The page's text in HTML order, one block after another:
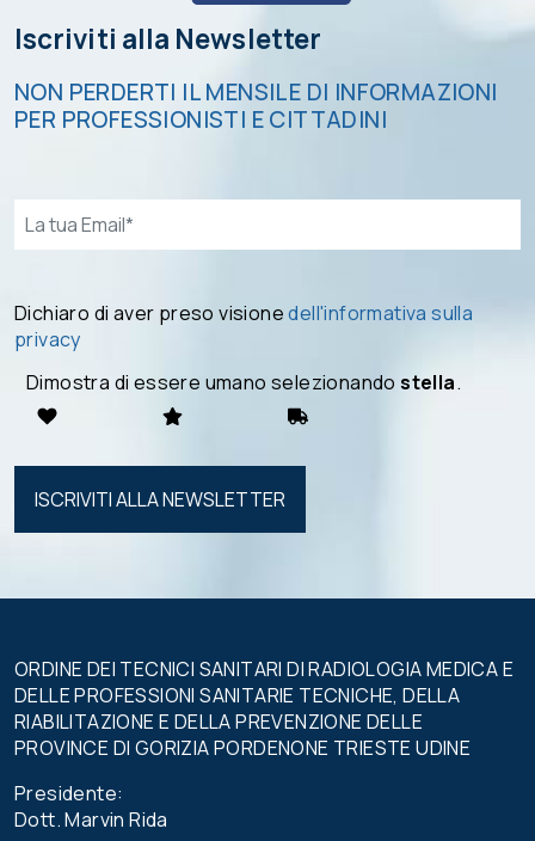
Iscriviti alla Newsletter
NON PERDERTI IL MENSILE DI INFORMAZIONI
PER PROFESSIONISTI E CITTADINI
Email*
Dichiaro di aver preso visionedell'informativa sulla
privacy
Dimostra di essere umano selezionando stella.
Si prega di
lasciare
ORDINE DEI TECNICI SANITARI DI RADIOLOGIA MEDICA E
DELLE PROFESSIONI SANITARIE TECNICHE, DELLA
RIABILITAZIONE E DELLA PREVENZIONE DELLE
PROVINCE DI GORIZIA PORDENONE TRIESTE UDINE
Presidente:
Dott. Marvin Rida